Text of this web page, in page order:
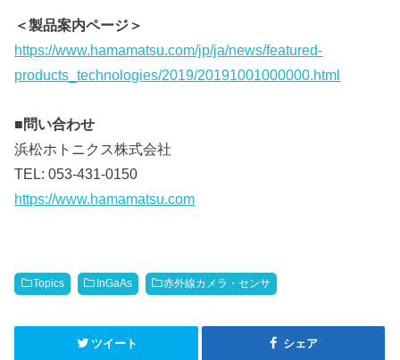
＜製品案内ページ＞
https://www.hamamatsu.com/jp/ja/news/featured-
products_technologies/2019/20191001000000.html
■問い合わせ
浜松ホトニクス株式会社
TEL: 053-431-0150
https://www.hamamatsu.com
Topics InGaAs 赤外線カメラ・センサ
ツイート シェア